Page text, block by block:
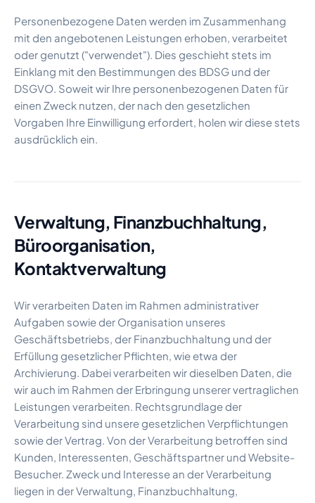
Personenbezogene Daten werden im Zusammenhang
mit den angebotenen Leistungen erhoben, verarbeitet
oder genutzt ("verwendet"). Dies geschieht stets im
Einklang mit den Bestimmungen des BDSG und der
DSGVO. Soweit wir Ihre personenbezogenen Daten für
einen Zweck nutzen, der nach den gesetzlichen
Vorgaben Ihre Einwilligung erfordert, holen wir diese stets
ausdrücklich ein.
Verwaltung, Finanzbuchhaltung,
Büroorganisation,
Kontaktverwaltung
Wir verarbeiten Daten im Rahmen administrativer
Aufgaben sowie der Organisation unseres
Geschäftsbetriebs, der Finanzbuchhaltung und der
Erfüllung gesetzlicher Pflichten, wie etwa der
Archivierung. Dabei verarbeiten wir dieselben Daten, die
wir auch im Rahmen der Erbringung unserer vertraglichen
Leistungen verarbeiten. Rechtsgrundlage der
Verarbeitung sind unsere gesetzlichen Verpflichtungen
sowie der Vertrag. Von der Verarbeitung betroffen sind
Kunden, Interessenten, Geschäftspartner und Website-
Besucher. Zweck und Interesse an der Verarbeitung
liegen in der Verwaltung, Finanzbuchhaltung,